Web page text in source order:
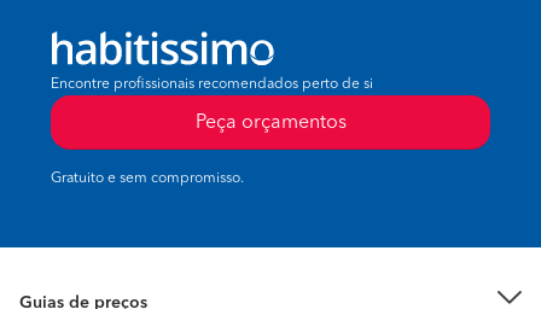
Encontre profissionais recomendados perto de si
Peça orçamentos
Gratuito e sem compromisso.
Guias de preços